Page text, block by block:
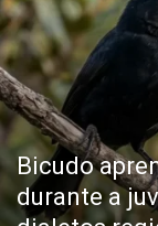
Bicudo
durante a